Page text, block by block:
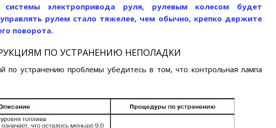
системы электропривода руля, рулевым колесом будет
рулем стало тяжелее, чем обычно, крепко держите
поворота.
ПО УСТРАНЕНИЮ НЕПОЛАДКИ
по устранению проблемы убедитесь в том, что контрольная лампа